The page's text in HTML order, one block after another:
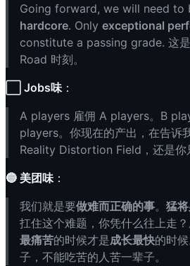
Going forward, we will need to
hardcore. Only exceptional
constitute a passing grade. 这
Road 时刻。
⬜ Jobs味 ：
A players 雇佣 A players。B
players。你现在的产出，在告诉
Reality Distortion Field，还是你
🔵 美团味 ：
我们就是要做难而正确的事。 猛
扛住这个难题，你凭什么往上走
最痛苦的时候才是成长最快的时
子，不能吃苦的人苦一辈子。